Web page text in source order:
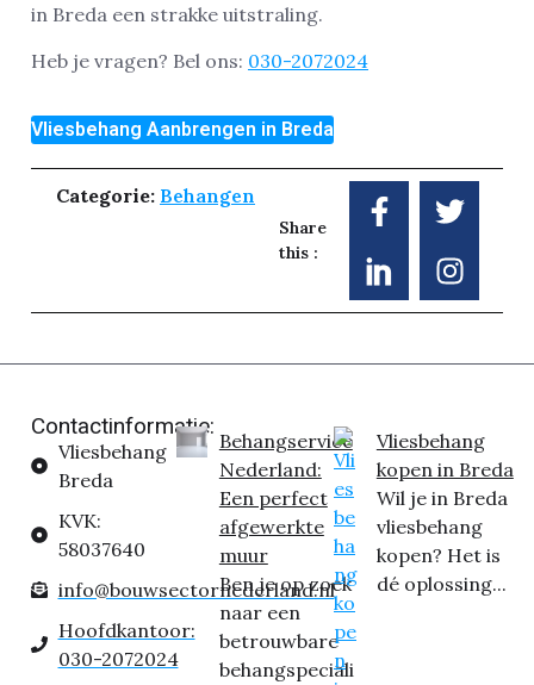
in Breda een strakke uitstraling.
Heb je vragen? Bel ons: 030-2072024
Vliesbehang Aanbrengen in Breda
Categorie: Behangen
Share
this :
Contactinformatie:
Vliesbehang
Breda
KVK:
58037640
info@bouwsectornederland.nl
Hoofdkantoor:
030-2072024
Behangservice
Nederland:
Een perfect
afgewerkte
muur
Ben je op zoek
naar een
betrouwbare
behangspeciali
Vliesbehang
kopen in Breda
Wil je in Breda
vliesbehang
kopen? Het is
dé oplossing...